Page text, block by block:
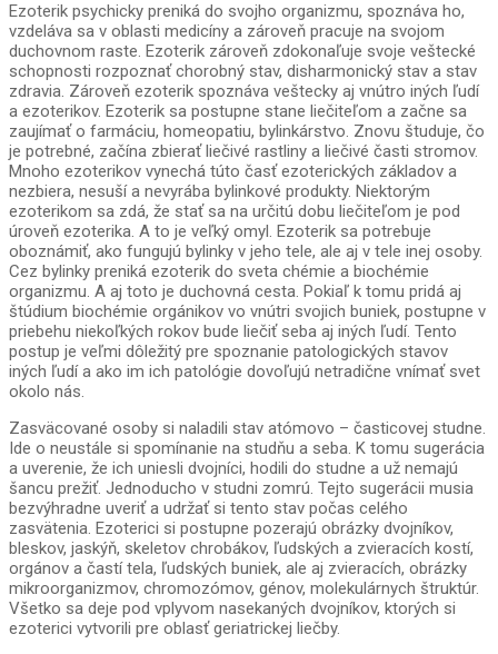
Ezoterik psychicky preniká do svojho organizmu, spoznáva ho,
vzdeláva sa v oblasti medicíny a zároveň pracuje na svojom
duchovnom raste. Ezoterik zároveň zdokonaľuje svoje veštecké
schopnosti rozpoznať chorobný stav, disharmonický stav a stav
zdravia. Zároveň ezoterik spoznáva veštecky aj vnútro iných ľudí
a ezoterikov. Ezoterik sa postupne stane liečiteľom a začne sa
zaujímať o farmáciu, homeopatiu, bylinkárstvo. Znovu študuje, čo
je potrebné, začína zbierať liečivé rastliny a liečivé časti stromov.
Mnoho ezoterikov vynechá túto časť ezoterických základov a
nezbiera, nesuší a nevyrába bylinkové produkty. Niektorým
ezoterikom sa zdá, že stať sa na určitú dobu liečiteľom je pod
úroveň ezoterika. A to je veľký omyl. Ezoterik sa potrebuje
oboznámiť, ako fungujú bylinky v jeho tele, ale aj v tele inej osoby.
Cez bylinky preniká ezoterik do sveta chémie a biochémie
organizmu. A aj toto je duchovná cesta. Pokiaľ k tomu pridá aj
štúdium biochémie orgánikov vo vnútri svojich buniek, postupne v
priebehu niekoľkých rokov bude liečiť seba aj iných ľudí. Tento
postup je veľmi dôležitý pre spoznanie patologických stavov
iných ľudí a ako im ich patológie dovoľujú netradične vnímať svet
okolo nás.
Zasväcované osoby si naladili stav atómovo – časticovej studne.
Ide o neustále si spomínanie na studňu a seba. K tomu sugerácia
a uverenie, že ich uniesli dvojníci, hodili do studne a už nemajú
šancu prežiť. Jednoducho v studni zomrú. Tejto sugerácii musia
bezvýhradne uveriť a udržať si tento stav počas celého
zasvätenia. Ezoterici si postupne pozerajú obrázky dvojníkov,
bleskov, jaskýň, skeletov chrobákov, ľudských a zvieracích kostí,
orgánov a častí tela, ľudských buniek, ale aj zvieracích, obrázky
mikroorganizmov, chromozómov, génov, molekulárnych štruktúr.
Všetko sa deje pod vplyvom nasekaných dvojníkov, ktorých si
ezoterici vytvorili pre oblasť geriatrickej liečby.